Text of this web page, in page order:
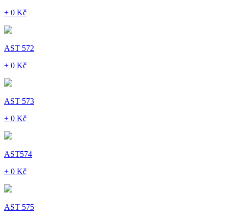
+ 0 Kč
AST 572
+ 0 Kč
AST 573
+ 0 Kč
AST574
+ 0 Kč
AST 575